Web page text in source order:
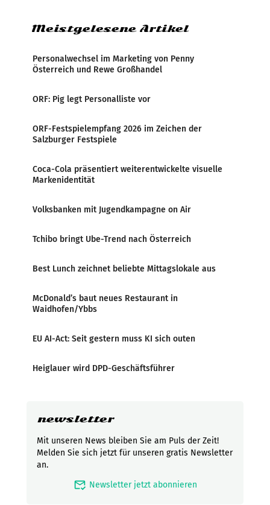
Meistgelesene Artikel
Personalwechsel im Marketing von Penny
Österreich und Rewe Großhandel
ORF: Pig legt Personalliste vor
ORF-Festspielempfang 2026 im Zeichen der
Salzburger Festspiele
Coca-Cola präsentiert weiterentwickelte visuelle
Markenidentität
Volksbanken mit Jugendkampagne on Air
Tchibo bringt Ube-Trend nach Österreich
Best Lunch zeichnet beliebte Mittagslokale aus
McDonald’s baut neues Restaurant in
Waidhofen/Ybbs
EU AI-Act: Seit gestern muss KI sich outen
Heiglauer wird DPD-Geschäftsführer
newsletter
Mit unseren News bleiben Sie am Puls der Zeit!
Melden Sie sich jetzt für unseren gratis Newsletter
an.
mark_email_read Newsletter jetzt abonnieren